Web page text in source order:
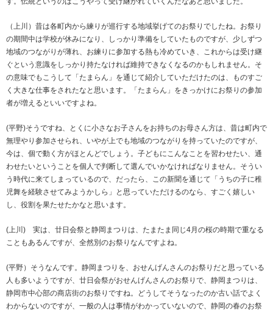
（上川）昔は各町内から練りが巡行する地域挙げてのお祭りでしたね。お祭り
の期間中は学校が休みになり、しっかり準備をしていたものですが、少しずつ
地域のつながりが薄れ、お練りに参加する熱も冷めていき、これからは受け継
ぐという意識をしっかり持たなければ維持できなくなるのかもしれません。そ
の意味でもこうして「たまらん」を通じて紹介していただけたのは、ものすご
く大きな仕事をされたなと思います。「たまらん」をきっかけにお祭りの参加
者が増えるといいですよね。
(平野)そうですね、とくに小さなお子さんをお持ちのお母さん方は、昔は町内で
無理やり参加させられ、いやが上でも地域のつながりを持っていたのですが、
今は、個で動く方がほとんどでしょう。子どもにこんなことを習わせたい、通
わせたいということを個人で判断して選んでいかなければなりません。そうい
う時代に来てしまっているので、だったら、この新聞を通じて「うちの子に稚
児舞を経験させてみようかしら」と思っていただけるのなら、すごく嬉しい
し、役割を果たせたかなと思います。
(上川) 実は、廿日会祭と静岡まつりは、たまたま同じ4月の桜の時期で重なる
こともあるんですが、全然別のお祭りなんですよね。
(平野）そうなんです。静岡まつりを、おせんげんさんのお祭りだと思っている
人も多いようですが、廿日会祭がおせんげんさんのお祭りで、静岡まつりは、
静岡市中心部の商店街のお祭りですね。どうしてそうなったのか古い話でよく
わからないのですが、一般の人は事情がわかっていないので、静岡の春のお祭